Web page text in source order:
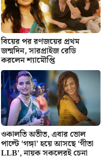
বিয়ের পর রণজয়ের প্রথম
জন্মদিন, সারপ্রাইজ রেডি
করলেন শ্যামৌপ্তি
ওকালতি অতীত, এবার ভোল
পাল্টে ‘গঙ্গা’ হয়ে আসছে ‘গীতা
LLB’, নায়ক সকলেরই চেনা